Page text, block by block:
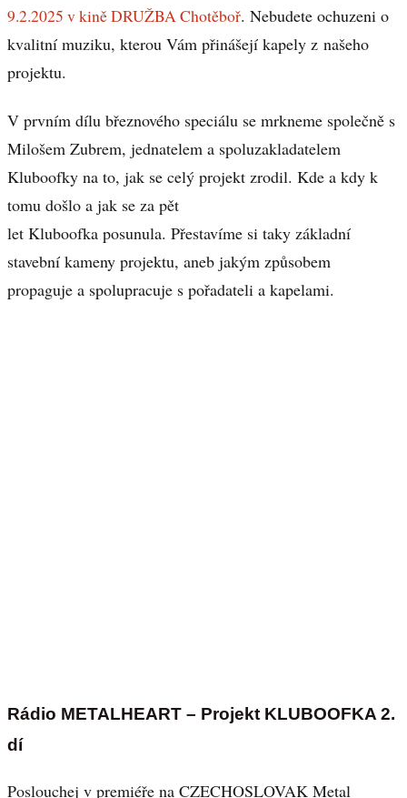
9.2.2025 v kině DRUŽBA Chotěboř. Nebudete ochuzeni o
kvalitní muziku, kterou Vám přinášejí kapely z našeho
projektu.
V prvním dílu březnového speciálu se mrkneme společně s
Milošem Zubrem, jednatelem a spoluzakladatelem
Kluboofky na to, jak se celý projekt zrodil. Kde a kdy k
tomu došlo a jak se za pět
let Kluboofka posunula. Přestavíme si taky základní
stavební kameny projektu, aneb jakým způsobem
propaguje a spolupracuje s pořadateli a kapelami.
Rádio METALHEART – Projekt KLUBOOFKA 2.
dí
Poslouchej v premiéře na CZECHOSLOVAK Metal